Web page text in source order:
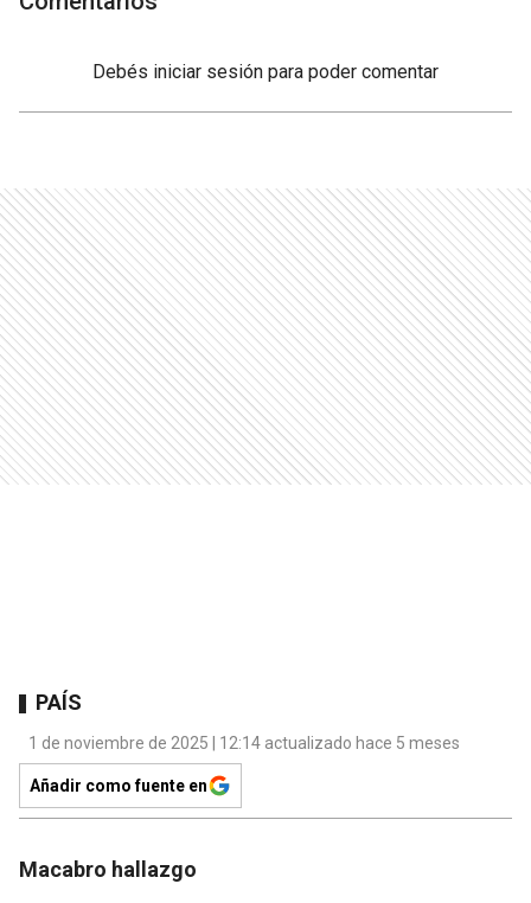
Debés iniciar sesión para poder comentar
PAÍS
1 de noviembre de 2025 | 12:14 actualizado hace 5 meses
Añadir como fuente en
Macabro hallazgo